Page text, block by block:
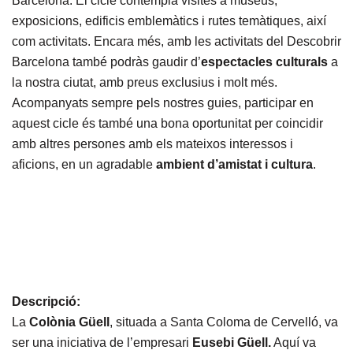
exposicions, edificis emblemàtics i rutes temàtiques, així
com activitats. Encara més, amb les activitats del Descobrir
Barcelona també podràs gaudir d’espectacles culturals a
la nostra ciutat, amb preus exclusius i molt més.
Acompanyats sempre pels nostres guies, participar en
aquest cicle és també una bona oportunitat per coincidir
amb altres persones amb els mateixos interessos i
aficions, en un agradable ambient d’amistat i cultura.
Descripció:
La Colònia Güell , situada a Santa Coloma de Cervelló, va
ser una iniciativa de l’empresari Eusebi Güell.Aquí va